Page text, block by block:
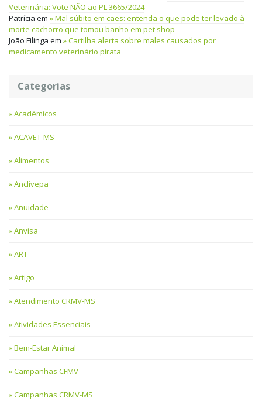
Veterinária: Vote NÃO ao PL 3665/2024
Patrícia em
Mal súbito em cães: entenda o que pode ter levado à
morte cachorro que tomou banho em pet shop
João Filinga em
Cartilha alerta sobre males causados por
medicamento veterinário pirata
Categorias
Acadêmicos
ACAVET-MS
Alimentos
Anclivepa
Anuidade
Anvisa
ART
Artigo
Atendimento CRMV-MS
Atividades Essenciais
Bem-Estar Animal
Campanhas CFMV
Campanhas CRMV-MS